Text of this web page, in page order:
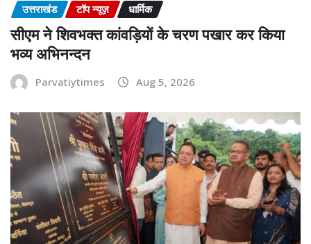
उत्तराखंड टॉप न्यूज़ धार्मिक
सीएम ने शिवभक्त कांवड़ियों के चरण पखार कर किया
भव्य अभिनन्दन
Parvatiytimes Aug 5, 2026